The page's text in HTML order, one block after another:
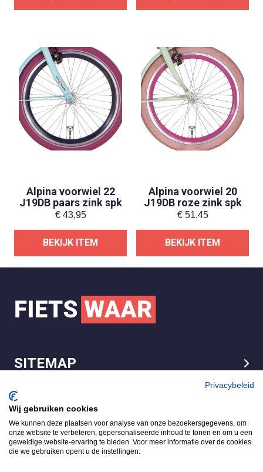
Alpina voorwiel 22
J19DB paars zink spk
€43,95
BEKIJK ITEM
Alpina voorwiel 20
J19DB roze zink spk
€51,45
BEKIJK ITEM
SITEMAP
LEGAL
FietsWaar.nl
4.7
Gebaseerd op 540 reviews
Privacybeleid
Wij gebruiken cookies
We kunnen deze plaatsen voor analyse van onze bezoekersgegevens, om
onze website te verbeteren, gepersonaliseerde inhoud te tonen en om u een
geweldige website-ervaring te bieden. Voor meer informatie over de cookies
die we gebruiken opent u de instellingen.